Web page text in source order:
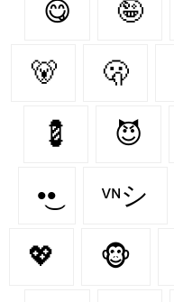
😋 🤪
🐻‍ 🫢
💈 😈
•͜• ᵛᶰシ
💖 🐵